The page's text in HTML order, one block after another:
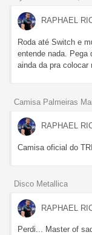
RAPHAEL
Roda até Switch e
entende nada. Pega
ainda da pra colocar
Camisa Palmeiras
RAPHAEL
Camisa oficial do
Disco Metallica
RAPHAEL
Perdi... Master of